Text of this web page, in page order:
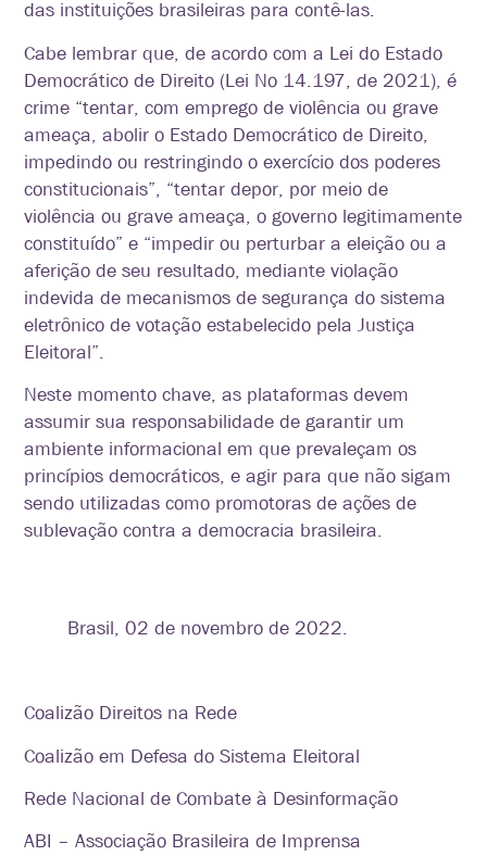
das instituições brasileiras para contê-las.
Cabe lembrar que, de acordo com a Lei do Estado
Democrático de Direito (Lei No 14.197, de 2021), é
crime “tentar, com emprego de violência ou grave
ameaça, abolir o Estado Democrático de Direito,
impedindo ou restringindo o exercício dos poderes
constitucionais”, “tentar depor, por meio de
violência ou grave ameaça, o governo legitimamente
constituído” e “impedir ou perturbar a eleição ou a
aferição de seu resultado, mediante violação
indevida de mecanismos de segurança do sistema
eletrônico de votação estabelecido pela Justiça
Eleitoral”.
Neste momento chave, as plataformas devem
assumir sua responsabilidade de garantir um
ambiente informacional em que prevaleçam os
princípios democráticos, e agir para que não sigam
sendo utilizadas como promotoras de ações de
sublevação contra a democracia brasileira.
Brasil, 02 de novembro de 2022.
Coalizão Direitos na Rede
Coalizão em Defesa do Sistema Eleitoral
Rede Nacional de Combate à Desinformação
ABI – Associação Brasileira de Imprensa